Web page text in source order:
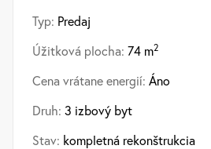
Typ: Predaj
Úžitková plocha: 74 m2
Cena vrátane energií: Áno
Druh: 3 izbový byt
Stav: kompletná rekonštrukcia